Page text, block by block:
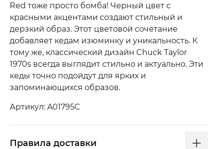
Red тоже просто бомба! Черный цвет с
красными акцентами создают стильный и
дерзкий образ. Этот цветовой сочетание
добавляет кедам изюминку и уникальность. К
тому же, классический дизайн Chuck Taylor
1970s всегда выглядит стильно и актуально. Эти
кеды точно подойдут для ярких и
запоминающихся образов.
Артикул: A01795C
Правила доставки